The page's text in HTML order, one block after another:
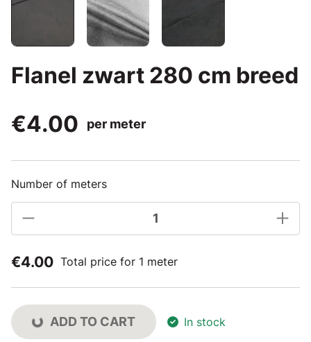
Flanel zwart 280 cm breed
€4.00
per meter
Number of meters
€4.00 Total price for 1 meter
ADD TO CART In stock